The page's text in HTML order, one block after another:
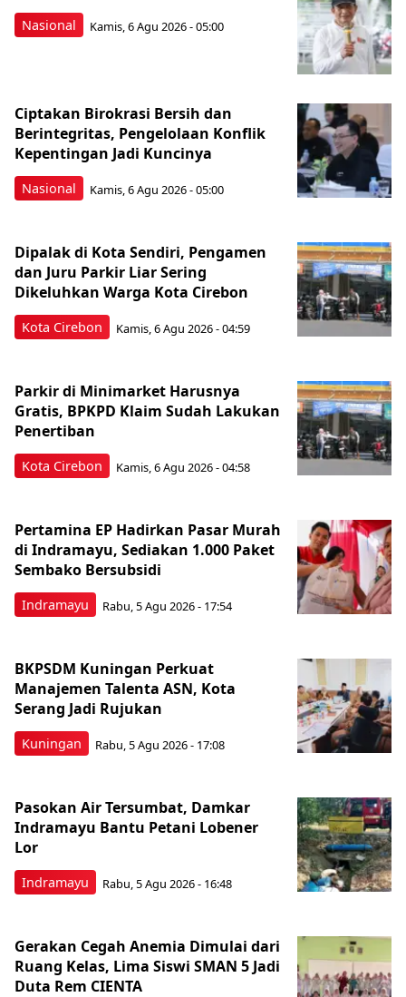
Nasional Kamis, 6 Agu 2026 - 05:00
Nasional
Ciptakan Birokrasi Bersih dan
Berintegritas, Pengelolaan Konflik
Kepentingan Jadi Kuncinya
Kamis, 6 Agu 2026 - 05:00
Kota Cirebon
Dipalak di Kota Sendiri, Pengamen
dan Juru Parkir Liar Sering
Dikeluhkan Warga Kota Cirebon
Kamis, 6 Agu 2026 - 04:59
Kota Cirebon
Parkir di Minimarket Harusnya
Gratis, BPKPD Klaim Sudah Lakukan
Penertiban
Kamis, 6 Agu 2026 - 04:58
Indramayu
Pertamina EP Hadirkan Pasar Murah
di Indramayu, Sediakan 1.000 Paket
Sembako Bersubsidi
Rabu, 5 Agu 2026 - 17:54
Kuningan
BKPSDM Kuningan Perkuat
Manajemen Talenta ASN, Kota
Serang Jadi Rujukan
Rabu, 5 Agu 2026 - 17:08
Indramayu
Pasokan Air Tersumbat, Damkar
Indramayu Bantu Petani Lobener
Lor
Rabu, 5 Agu 2026 - 16:48
Gerakan Cegah Anemia Dimulai dari
Ruang Kelas, Lima Siswi SMAN 5 Jadi
Duta Rem CIENTA